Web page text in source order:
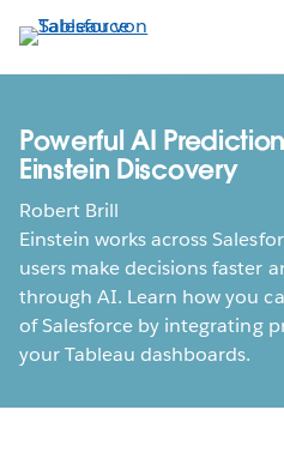
Direkt
zum
Inhalt
Powerful AI
Einstein Discovery
Robert Brill
Einstein works across
users make decisions faster
through AI. Learn how you
of Salesforce by integrating
your Tableau dashboards.